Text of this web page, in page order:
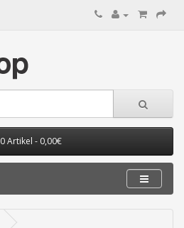
0 Artikel - 0,00€